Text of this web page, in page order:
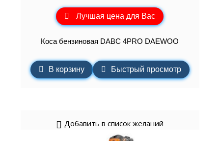
Лучшая цена для Вас
Коса бензиновая DABC 4PRO DAEWOO
В корзину Быстрый просмотр
Добавить в список желаний